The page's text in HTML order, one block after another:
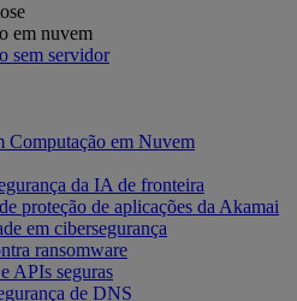
em nuvem
sem servidor
Computação em Nuvem
da IA de fronteira
proteção de aplicações da Akamai
em cibersegurança
ransomware
APIs seguras
de DNS